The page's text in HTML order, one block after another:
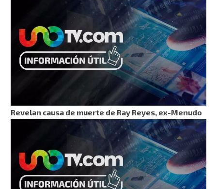
Revelan causa de muerte de Ray Reyes, ex-Menudo